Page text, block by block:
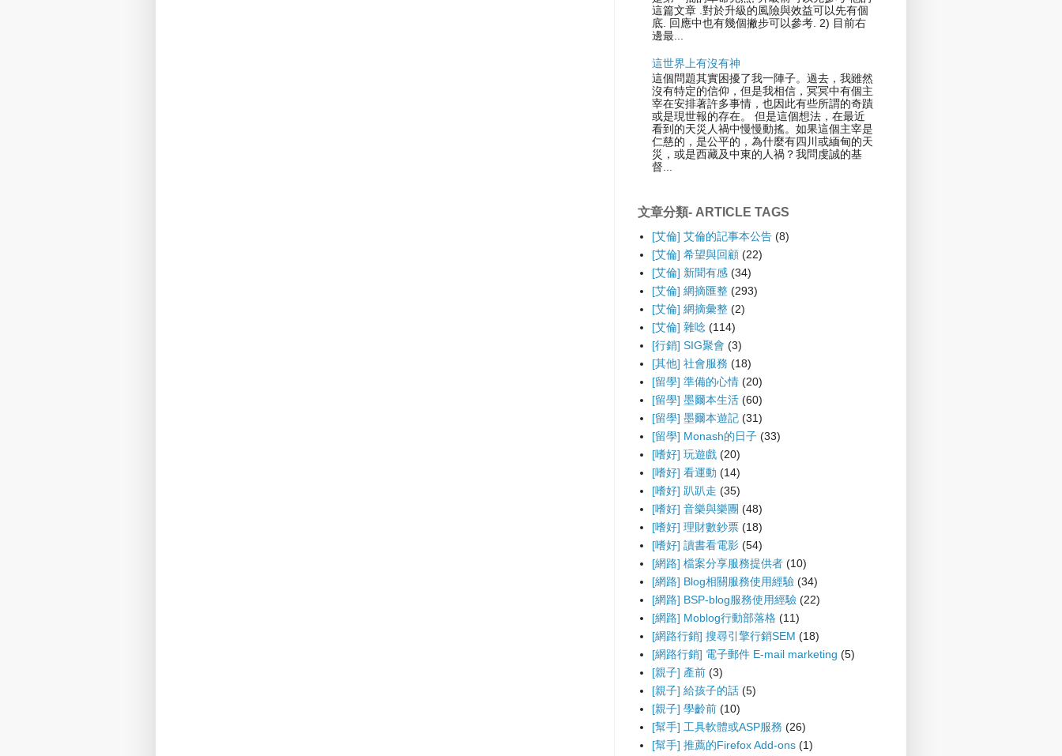
這篇文章 .對於升級的風險與效益可以先有個
底. 回應中也有幾個撇步可以參考. 2) 目前右
邊最...
這世界上有沒有神
這個問題其實困擾了我一陣子。過去，我雖然
沒有特定的信仰，但是我相信，冥冥中有個主
宰在安排著許多事情，也因此有些所謂的奇蹟
或是現世報的存在。 但是這個想法，在最近
看到的天災人禍中慢慢動搖。如果這個主宰是
仁慈的，是公平的，為什麼有四川或緬甸的天
災，或是西藏及中東的人禍？我問虔誠的基
督...
文章分類- ARTICLE TAGS
[艾倫] 艾倫的記事本公告 (8)
[艾倫] 希望與回顧 (22)
[艾倫] 新聞有感 (34)
[艾倫] 網摘匯整 (293)
[艾倫] 網摘彙整 (2)
[艾倫] 雜唸 (114)
[行銷] SIG聚會 (3)
[其他] 社會服務 (18)
[留學] 準備的心情 (20)
[留學] 墨爾本生活 (60)
[留學] 墨爾本遊記 (31)
[留學] Monash的日子 (33)
[嗜好] 玩遊戲 (20)
[嗜好] 看運動 (14)
[嗜好] 趴趴走 (35)
[嗜好] 音樂與樂團 (48)
[嗜好] 理財數鈔票 (18)
[嗜好] 讀書看電影 (54)
[網路] 檔案分享服務提供者 (10)
[網路] Blog相關服務使用經驗 (34)
[網路] BSP-blog服務使用經驗 (22)
[網路] Moblog行動部落格 (11)
[網路行銷] 搜尋引擎行銷SEM (18)
[網路行銷] 電子郵件 E-mail marketing (5)
[親子] 產前 (3)
[親子] 給孩子的話 (5)
[親子] 學齡前 (10)
[幫手] 工具軟體或ASP服務 (26)
[幫手] 推薦的Firefox Add-ons (1)